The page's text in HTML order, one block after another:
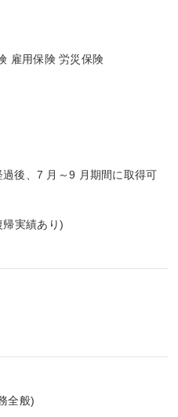
雇用保険 労災保険
後、7 月～9 月期間に取得可
実績あり)
全般)